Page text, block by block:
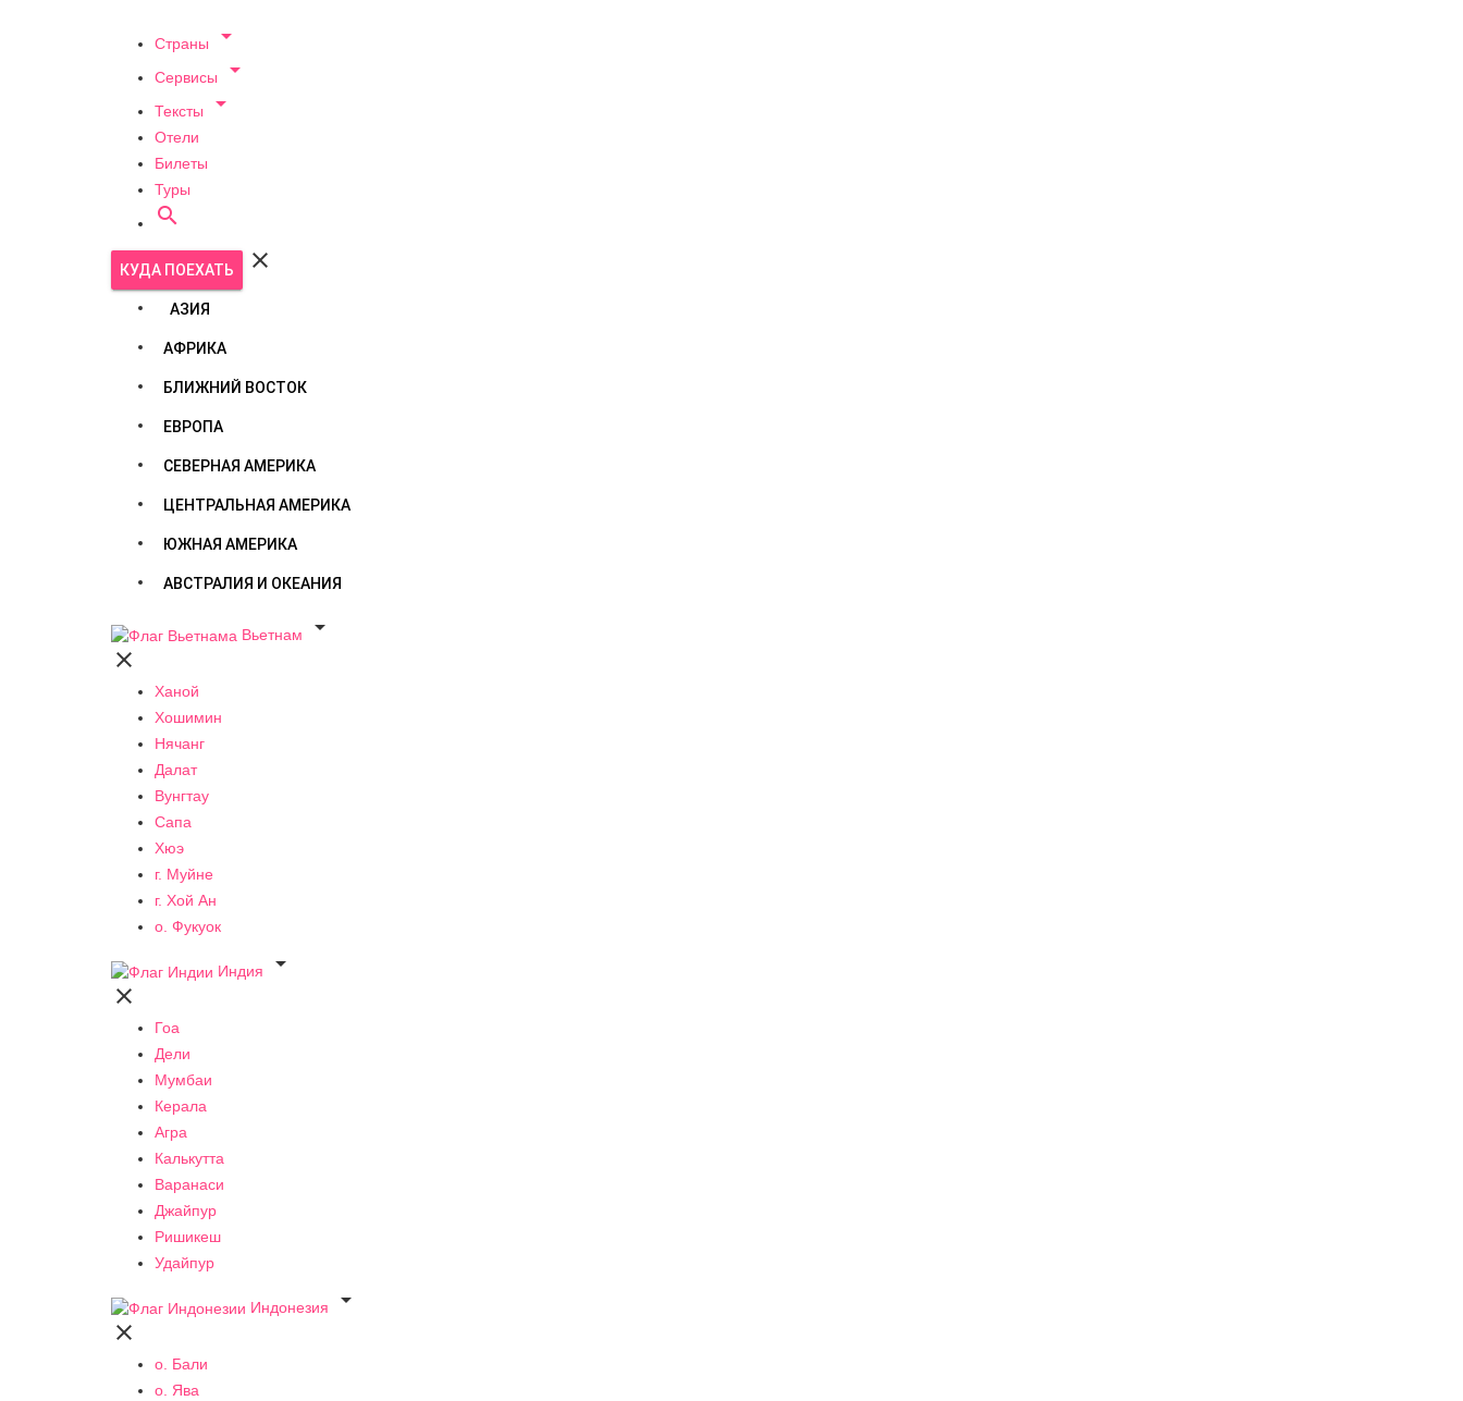
Страны 
Сервисы 
Тексты 
Отели
Билеты
Туры

КУДА ПОЕХАТЬ 
АЗИЯ
АФРИКА
БЛИЖНИЙ ВОСТОК
ЕВРОПА
СЕВЕРНАЯ АМЕРИКА
ЦЕНТРАЛЬНАЯ АМЕРИКА
ЮЖНАЯ АМЕРИКА
АВСТРАЛИЯ И ОКЕАНИЯ
Вьетнам


Ханой
Хошимин
Нячанг
Далат
Вунгтау
Сапа
Хюэ
г. Муйне
г. Хой Ан
о. Фукуок
Индия


Гоа
Дели
Мумбаи
Керала
Агра
Калькутта
Варанаси
Джайпур
Ришикеш
Удайпур
Индонезия


о. Бали
о. Ява